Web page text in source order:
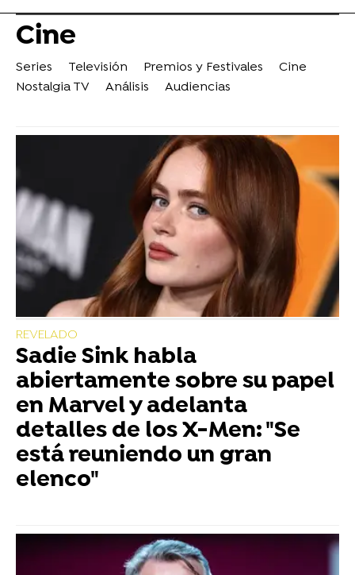
Cine
Series Televisión Premios y Festivales
Cine
Nostalgia TV
Análisis Audiencias
REVELADO
Sadie Sink habla
abiertamente sobre su papel
en Marvel y adelanta
detalles de los X-Men: "Se
está reuniendo un gran
elenco"